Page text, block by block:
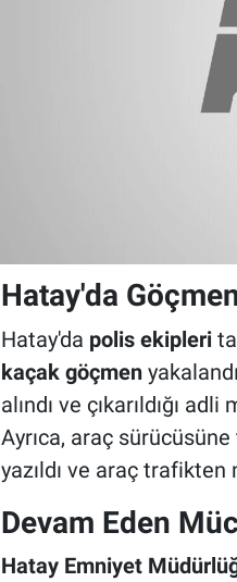
Hatay'da
Hatay'da polis ekipleri
kaçak göçmen
alındı ve çıkarıldığı
Ayrıca, araç
yazıldı ve araç trafikten
Devam Eden
Hatay Emniyet